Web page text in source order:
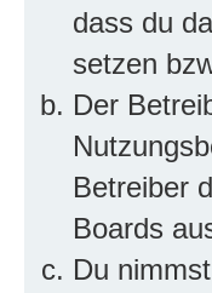
dass du
setzen
Der
Betreiber
Boards
Du